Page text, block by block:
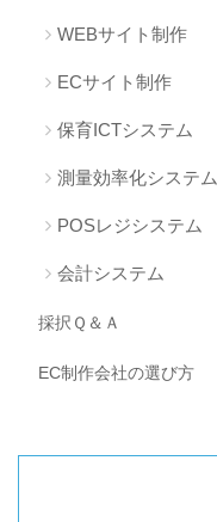
WEBサイト制作
ECサイト制作
保育ICTシステム
測量効率化システム
POSレジシステム
会計システム
採択Ｑ＆Ａ
EC制作会社の選び方